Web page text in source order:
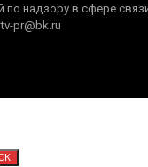
надзору в сфере
pr@bk.ru